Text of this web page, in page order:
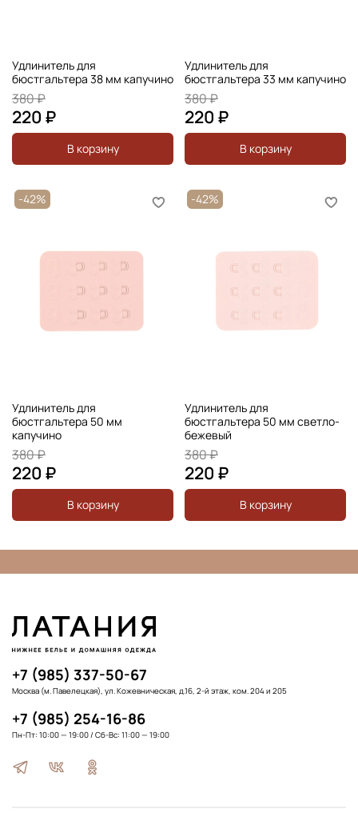
Удлинитель для
бюстгальтера 38 мм капучино
380 ₽
220 ₽
В корзину
Удлинитель для
бюстгальтера 33 мм капучино
380 ₽
220 ₽
В корзину
-42%
Удлинитель для
бюстгальтера 50 мм
капучино
380 ₽
220 ₽
В корзину
-42%
Удлинитель для
бюстгальтера 50 мм светло-
бежевый
380 ₽
220 ₽
В корзину
+7 (985) 337-50-67
Москва (м. Павелецкая), ул. Кожевническая, д.16, 2-й этаж, ком. 204 и 205
+7 (985) 254-16-86
Пн-Пт: 10:00 — 19:00 / Сб-Вс: 11:00 — 19:00